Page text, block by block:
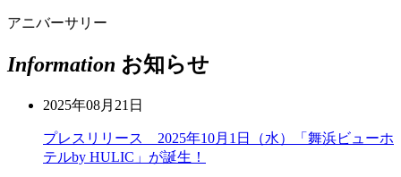
アニバーサリー
Information お知らせ
2025年08月21日
プレスリリース 2025年10月1日（水）「舞浜ビューホ
テルby HULIC」が誕生！